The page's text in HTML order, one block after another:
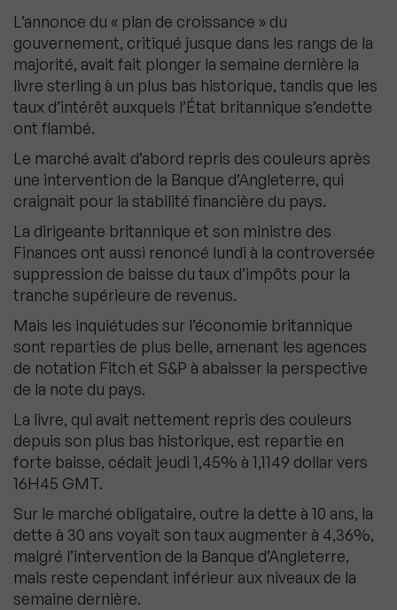
L’annonce du « plan de croissance » du
gouvernement, critiqué jusque dans les rangs de la
majorité, avait fait plonger la semaine dernière la
livre sterling à un plus bas historique, tandis que les
taux d’intérêt auxquels l’État britannique s’endette
ont flambé.
Le marché avait d’abord repris des couleurs après
une intervention de la Banque d’Angleterre, qui
craignait pour la stabilité financière du pays.
La dirigeante britannique et son ministre des
Finances ont aussi renoncé lundi à la controversée
suppression de baisse du taux d’impôts pour la
tranche supérieure de revenus.
Mais les inquiétudes sur l’économie britannique
sont reparties de plus belle, amenant les agences
de notation Fitch et S&P à abaisser la perspective
de la note du pays.
La livre, qui avait nettement repris des couleurs
depuis son plus bas historique, est repartie en
forte baisse, cédait jeudi 1,45% à 1,1149 dollar vers
16H45 GMT.
Sur le marché obligataire, outre la dette à 10 ans, la
dette à 30 ans voyait son taux augmenter à 4,36%,
malgré l’intervention de la Banque d’Angleterre,
mais reste cependant inférieur aux niveaux de la
semaine dernière.